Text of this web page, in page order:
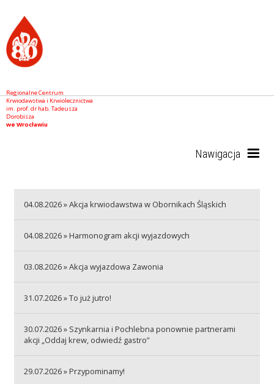
Regionalne Centrum
Krwiodawstwa i Krwiolecznictwa
im. prof. dr hab. Tadeusza
Dorobisza
we Wrocławiu
Nawigacja
Akcje wyjazdowe
04.08.2026 » Akcja krwiodawstwa w Obornikach Śląskich
04.08.2026 » Harmonogram akcji wyjazdowych
03.08.2026 » Akcja wyjazdowa Zawonia
31.07.2026 » To już jutro!
30.07.2026 » Szynkarnia i Pochlebna ponownie partnerami
akcji „Oddaj krew, odwiedź gastro”
29.07.2026 » Przypominamy!